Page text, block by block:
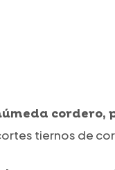
cordero,
tiernos de